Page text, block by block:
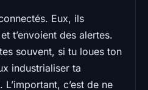
Eux, ils
t’envoient des alertes.
souvent, si tu loues ton
industrialiser ta
. L’important, c’est de ne